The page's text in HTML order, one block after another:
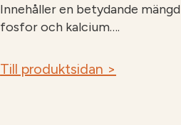
Innehåller en betydande mängd
fosfor och kalcium….
Till produktsidan >